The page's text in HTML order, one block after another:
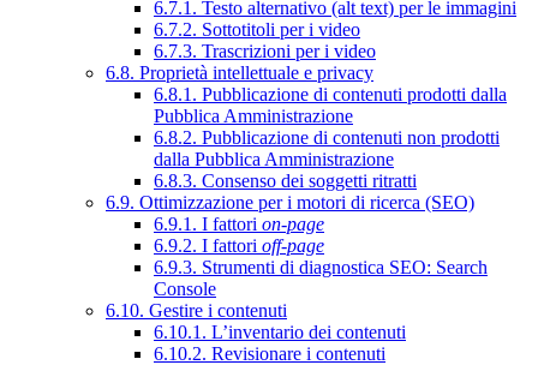
6.7.1. Testo alternativo (alt text) per le immagini
6.7.2. Sottotitoli per i video
6.7.3. Trascrizioni per i video
6.8. Proprietà intellettuale e privacy
6.8.1. Pubblicazione di contenuti prodotti dalla
Pubblica Amministrazione
6.8.2. Pubblicazione di contenuti non prodotti
dalla Pubblica Amministrazione
6.8.3. Consenso dei soggetti ritratti
6.9. Ottimizzazione per i motori di ricerca (SEO)
6.9.1. I fattori on-page
6.9.2. I fattori off-page
6.9.3. Strumenti di diagnostica SEO: Search
Console
6.10. Gestire i contenuti
6.10.1. L’inventario dei contenuti
6.10.2. Revisionare i contenuti